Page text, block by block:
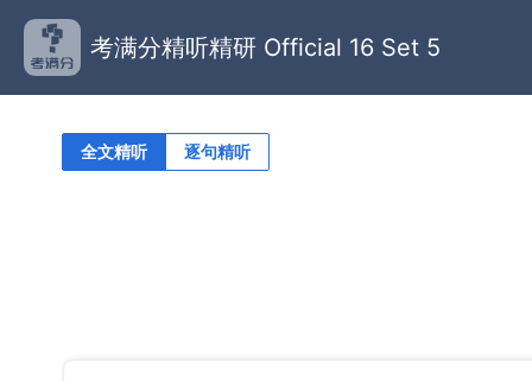
考满分精听精研 Official 16 Set 5
全文精听 逐句精听